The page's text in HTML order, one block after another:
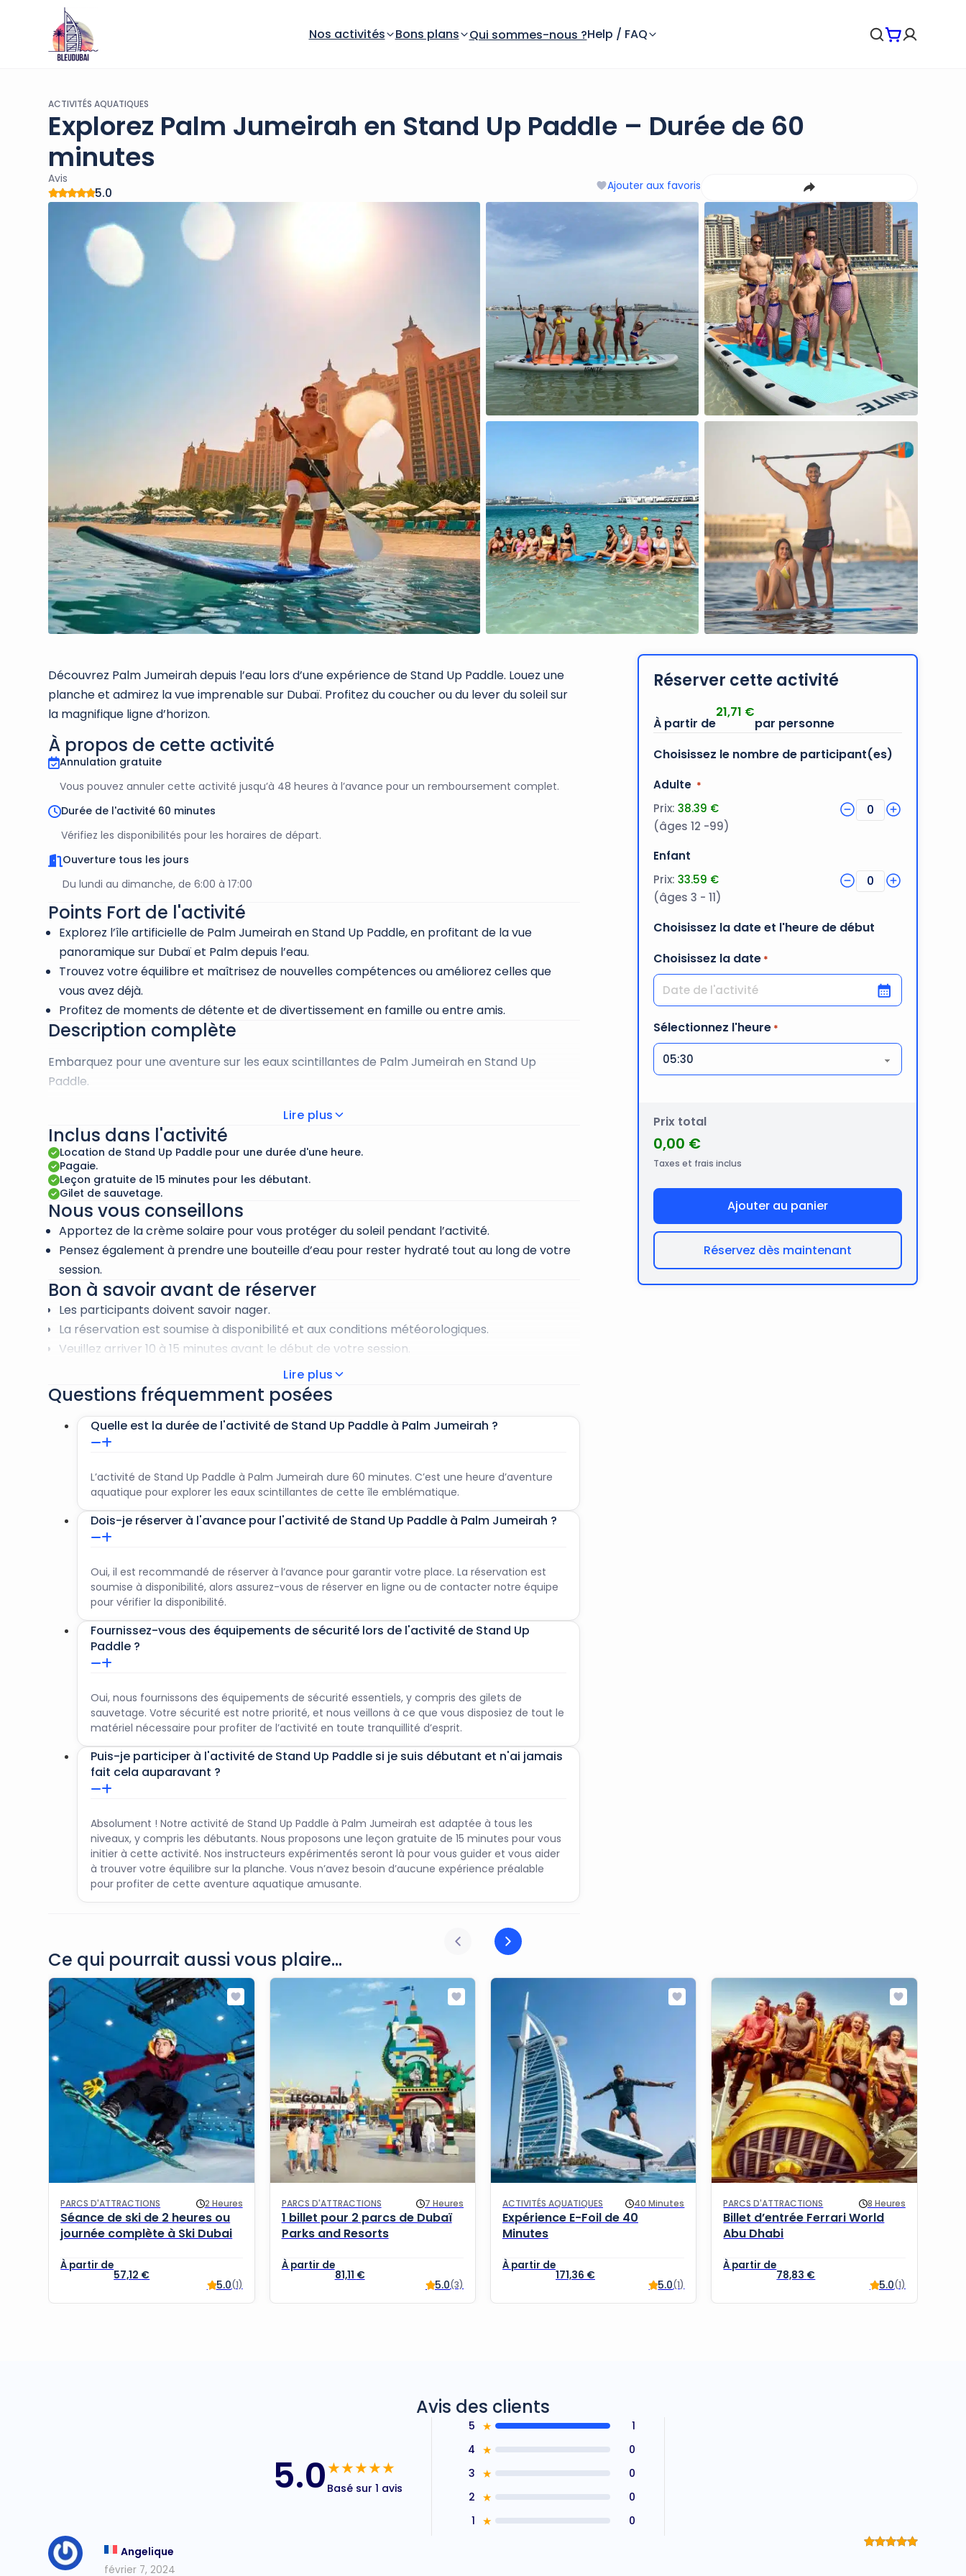
Nos activités Bons plans Qui sommes-nous ?Help / FAQ
ACTIVITÉS AQUATIQUES
Explorez Palm Jumeirah en Stand Up Paddle – Durée de 60
minutes
Avis
5.0 Ajouter aux favoris
Découvrez Palm Jumeirah depuis l’eau lors d’une expérience de Stand Up Paddle. Louez une
planche et admirez la vue imprenable sur Dubaï. Profitez du coucher ou du lever du soleil sur
la magnifique ligne d’horizon.
À propos de cette activité
Annulation gratuite
Vous pouvez annuler cette activité jusqu’à 48 heures à l’avance pour un remboursement complet.
Durée de l'activité 60 minutes
Vérifiez les disponibilités pour les horaires de départ.
Ouverture tous les jours
Du lundi au dimanche, de 6:00 à 17:00
Points Fort de l'activité
Explorez l’île artificielle de Palm Jumeirah en Stand Up Paddle, en profitant de la vue
panoramique sur Dubaï et Palm depuis l’eau.
Trouvez votre équilibre et maîtrisez de nouvelles compétences ou améliorez celles que
vous avez déjà.
Profitez de moments de détente et de divertissement en famille ou entre amis.
Description complète
Embarquez pour une aventure sur les eaux scintillantes de Palm Jumeirah en Stand Up
Paddle.
Trouvez votre équilibre sur la planche et appréciez la liberté de glisser le long de cette île
emblématique.
Échappez au rythme effréné de la ville, profitez du soleil sur votre visage et laissez-vous
porter par la brise marine.
Cette activité convient à tous les niveaux et nous proposons une séance de formation
gratuite de 15 minutes pour les débutants.
Invitez vos proches à partager cette expérience inoubliable avec vous.
Lire plus
Inclus dans l'activité
Location de Stand Up Paddle pour une durée d'une heure.
Pagaie.
Leçon gratuite de 15 minutes pour les débutant.
Gilet de sauvetage.
Nous vous conseillons
Apportez de la crème solaire pour vous protéger du soleil pendant l’activité.
Pensez également à prendre une bouteille d’eau pour rester hydraté tout au long de votre
session.
Bon à savoir avant de réserver
Les participants doivent savoir nager.
La réservation est soumise à disponibilité et aux conditions météorologiques.
Veuillez arriver 10 à 15 minutes avant le début de votre session.
Les retards ne seront pas remboursés ni reportés.
Veuillez vous munir de votre passeport, d’un maillot de bain, d’une serviette de bain et de
vêtements confortables.
Lire plus
Questions fréquemment posées
Quelle est la durée de l'activité de Stand Up Paddle à Palm Jumeirah ?
L’activité de Stand Up Paddle à Palm Jumeirah dure 60 minutes. C’est une heure d’aventure
aquatique pour explorer les eaux scintillantes de cette île emblématique.
Dois-je réserver à l'avance pour l'activité de Stand Up Paddle à Palm Jumeirah ?
Oui, il est recommandé de réserver à l’avance pour garantir votre place. La réservation est
soumise à disponibilité, alors assurez-vous de réserver en ligne ou de contacter notre équipe
pour vérifier la disponibilité.
Fournissez-vous des équipements de sécurité lors de l'activité de Stand Up
Paddle ?
Oui, nous fournissons des équipements de sécurité essentiels, y compris des gilets de
sauvetage. Votre sécurité est notre priorité, et nous veillons à ce que vous disposiez de tout le
matériel nécessaire pour profiter de l’activité en toute tranquillité d’esprit.
Puis-je participer à l'activité de Stand Up Paddle si je suis débutant et n'ai jamais
fait cela auparavant ?
Absolument ! Notre activité de Stand Up Paddle à Palm Jumeirah est adaptée à tous les
niveaux, y compris les débutants. Nous proposons une leçon gratuite de 15 minutes pour vous
initier à cette activité. Nos instructeurs expérimentés seront là pour vous guider et vous aider
à trouver votre équilibre sur la planche. Vous n’avez besoin d’aucune expérience préalable
pour profiter de cette aventure aquatique amusante.
Réserver cette activité
21,71 €
Choisissez le nombre de participant(es)
Adulte Quantité
*
Prix: 38.39 € 0
(âges 12 -99)
EnfantQuantité
Prix: 33.59 € 0
(âges 3 - 11)
Choisissez la date et l'heure de début
Choisissez la date *
JJ slash MM slash AAAA
Sélectionnez l'heure *
Prix total
0,00 €
Taxes et frais inclus
Ajouter au panier
Réservez dès maintenant
Ce qui pourrait aussi vous plaire...
PARCS D'ATTRACTIONS 2 Heures
Séance de ski de 2 heures ou
journée complète à Ski Dubai
57,12 €
5.0(1)
PARCS D'ATTRACTIONS 7 Heures
1 billet pour 2 parcs de Dubaï
Parks and Resorts
81,11 €
5.0(3)
ACTIVITÉS AQUATIQUES 40 Minutes
Expérience E-Foil de 40
Minutes
171,36 €
5.0(1)
PARCS D'ATTRACTIONS 8 Heures
Billet d’entrée Ferrari World
Abu Dhabi
78,83 €
5.0(1)
Avis des clients
5.0★★★★★
Basé sur 1 avis
5 ★
1
4 ★
0
3 ★
0
2 ★
0
1 ★ 0
Angelique
février 7, 2024